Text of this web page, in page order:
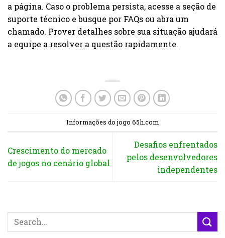
a página. Caso o problema persista, acesse a seção de
suporte técnico e busque por FAQs ou abra um
chamado. Prover detalhes sobre sua situação ajudará
a equipe a resolver a questão rapidamente.
Informações do jogo 65h.com
Crescimento do mercado
de jogos no cenário global
Desafios enfrentados
pelos desenvolvedores
independentes